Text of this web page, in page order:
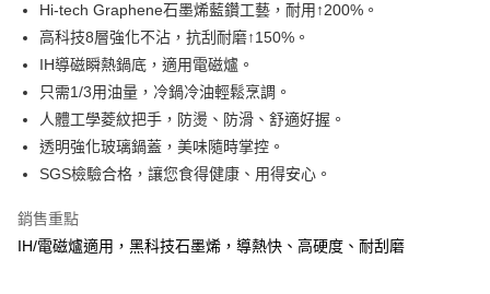
Hi-tech Graphene石墨烯藍鑽工藝，耐用↑200%。
高科技8層強化不沾，抗刮耐磨↑150%。
IH導磁瞬熱鍋底，適用電磁爐。
只需1/3用油量，冷鍋冷油輕鬆烹調。
人體工學菱紋把手，防燙、防滑、舒適好握。
透明強化玻璃鍋蓋，美味隨時掌控。
SGS檢驗合格，讓您食得健康、用得安心。
銷售重點
IH/電磁爐適用，黑科技石墨烯，導熱快、高硬度、耐刮磨